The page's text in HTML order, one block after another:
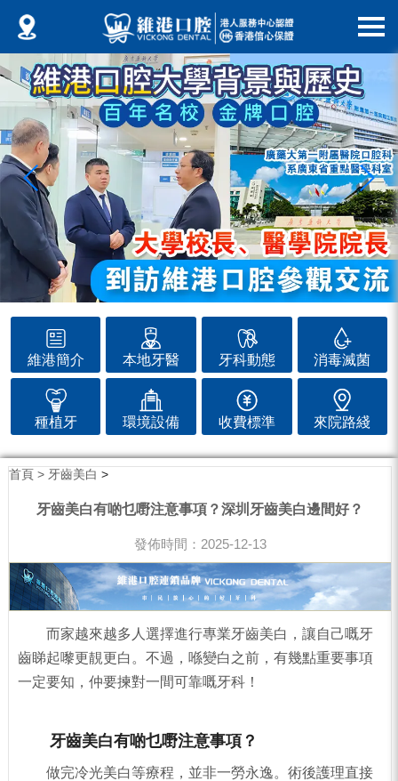
維港簡介 本地牙醫 牙科動態 消毒滅菌
種植牙 環境設備 收費標準 來院路綫
首頁 > 牙齒美白 >
牙齒美白有啲乜嘢注意事項？深圳牙齒美白邊間好？
發佈時間：2025-12-13
而家越來越多人選擇進行專業牙齒美白，讓自己嘅牙
齒睇起嚟更靚更白。不過，喺變白之前，有幾點重要事項
一定要知，仲要揀對一間可靠嘅牙科！
牙齒美白有啲乜嘢注意事項？
做完冷光美白等療程，並非一勞永逸。術後護理直接